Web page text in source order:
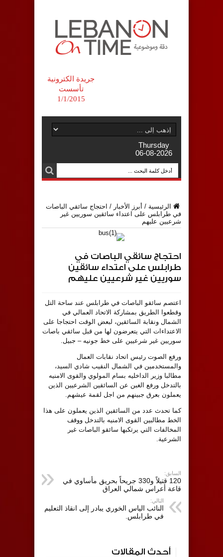
جريدة الكترونية
تأسست
1/1/2015
Thursday
06-08-2026
الرئيسية / أبرز الأخبار / احتجاج سائقي الباصات
في طرابلس على اعتداء سائقين سوريين غير
شرعيين عليهم
احتجاج سائقي الباصات في
طرابلس على اعتداء سائقين
سوريين غير شرعيين عليهم
اعتصم سائقو الباصات في طرابلس عند ساحة التل
وقطعوا الطريق بمشاركة الاتحاد العمالي في
الشمال ونقابة السائقين، لبعض الوقت احتجاجا على
الاعتداءات التي يتعرضون لها من قبل سائقي باصات
سوريين غير شرعيين على خط جونيه – جبيل.
ورفع الصوت رئيس اتحاد نقابات العمال
والمستخدمين في الشمال النقيب شادي السيد،
مطالبا وزير الداخليه بسام المولوي والقوى الامنيه
بالتدخل ورفع الغبن عن السائقين الشرعيين الذين
يعملون بعرق جبينهم من اجل لقمة عيشهم.
كما تحدث عدد من السائقين الذين يعملون على هذا
الخط مطالبين القوى الامنيه بالتدخل ووقف
المخالفات التي يرتكبها سائقو الباصات غير
الشرعية.
السابق:
120 قتيلاً و330 جريحاً بحريق مأساوي في
قاعة أعراس شمالي العراق
التالي:
النائب الياس الخوري يبادر إلى انقاذ التعليم
في طرابلس.
أحدث المقالات